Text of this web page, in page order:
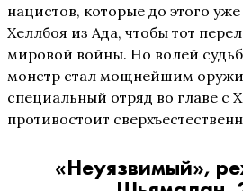
нацистов, которые до этого
Хеллбоя из Ада, чтобы тот
мировой войны. Но волей
монстр стал мощнейшим
специальный отряд во главе с
противостоит
«Неуязвимый»,